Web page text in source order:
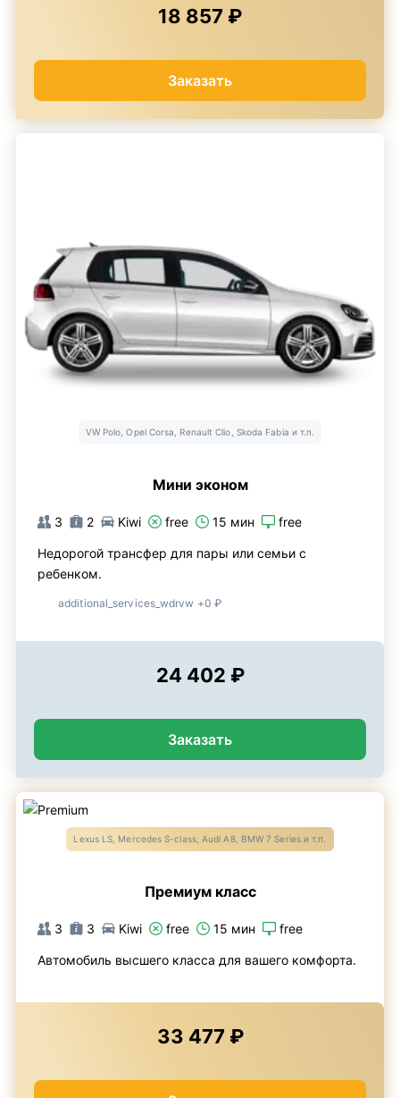
18 857 ₽
Заказать
VW Polo, Opel Corsa, Renault Clio, Skoda Fabia и т.п.
Мини эконом
3 2 Kiwi free 15 мин free
Недорогой трансфер для пары или семьи с
ребенком.
additional_services_wdrvw +0 ₽
24 402 ₽
Заказать
Lexus LS, Mercedes S-class, Audi A8, BMW 7 Series и т.п.
Премиум класс
3 3 Kiwi free 15 мин free
Автомобиль высшего класса для вашего комфорта.
33 477 ₽